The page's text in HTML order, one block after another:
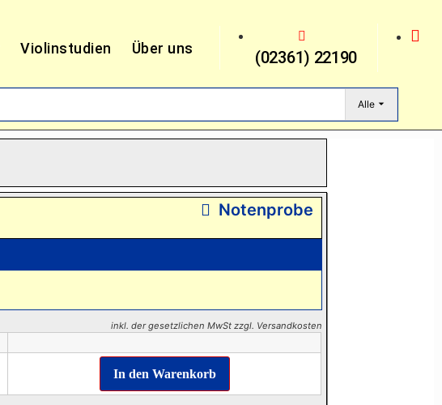
Violinstudien Über uns (02361) 22190
Alle
Notenprobe
inkl. der gesetzlichen MwSt zzgl. Versandkosten